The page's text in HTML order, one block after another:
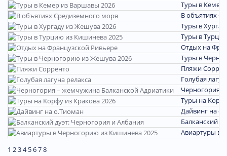
Туры в Кемер
В объятиях
Туры в
Туры в
Отдых на
Туры в
Пляжи
Голубая
Черногория
Туры на
Дайвинг на
Балканский
Авиартуры в
1 234 5678